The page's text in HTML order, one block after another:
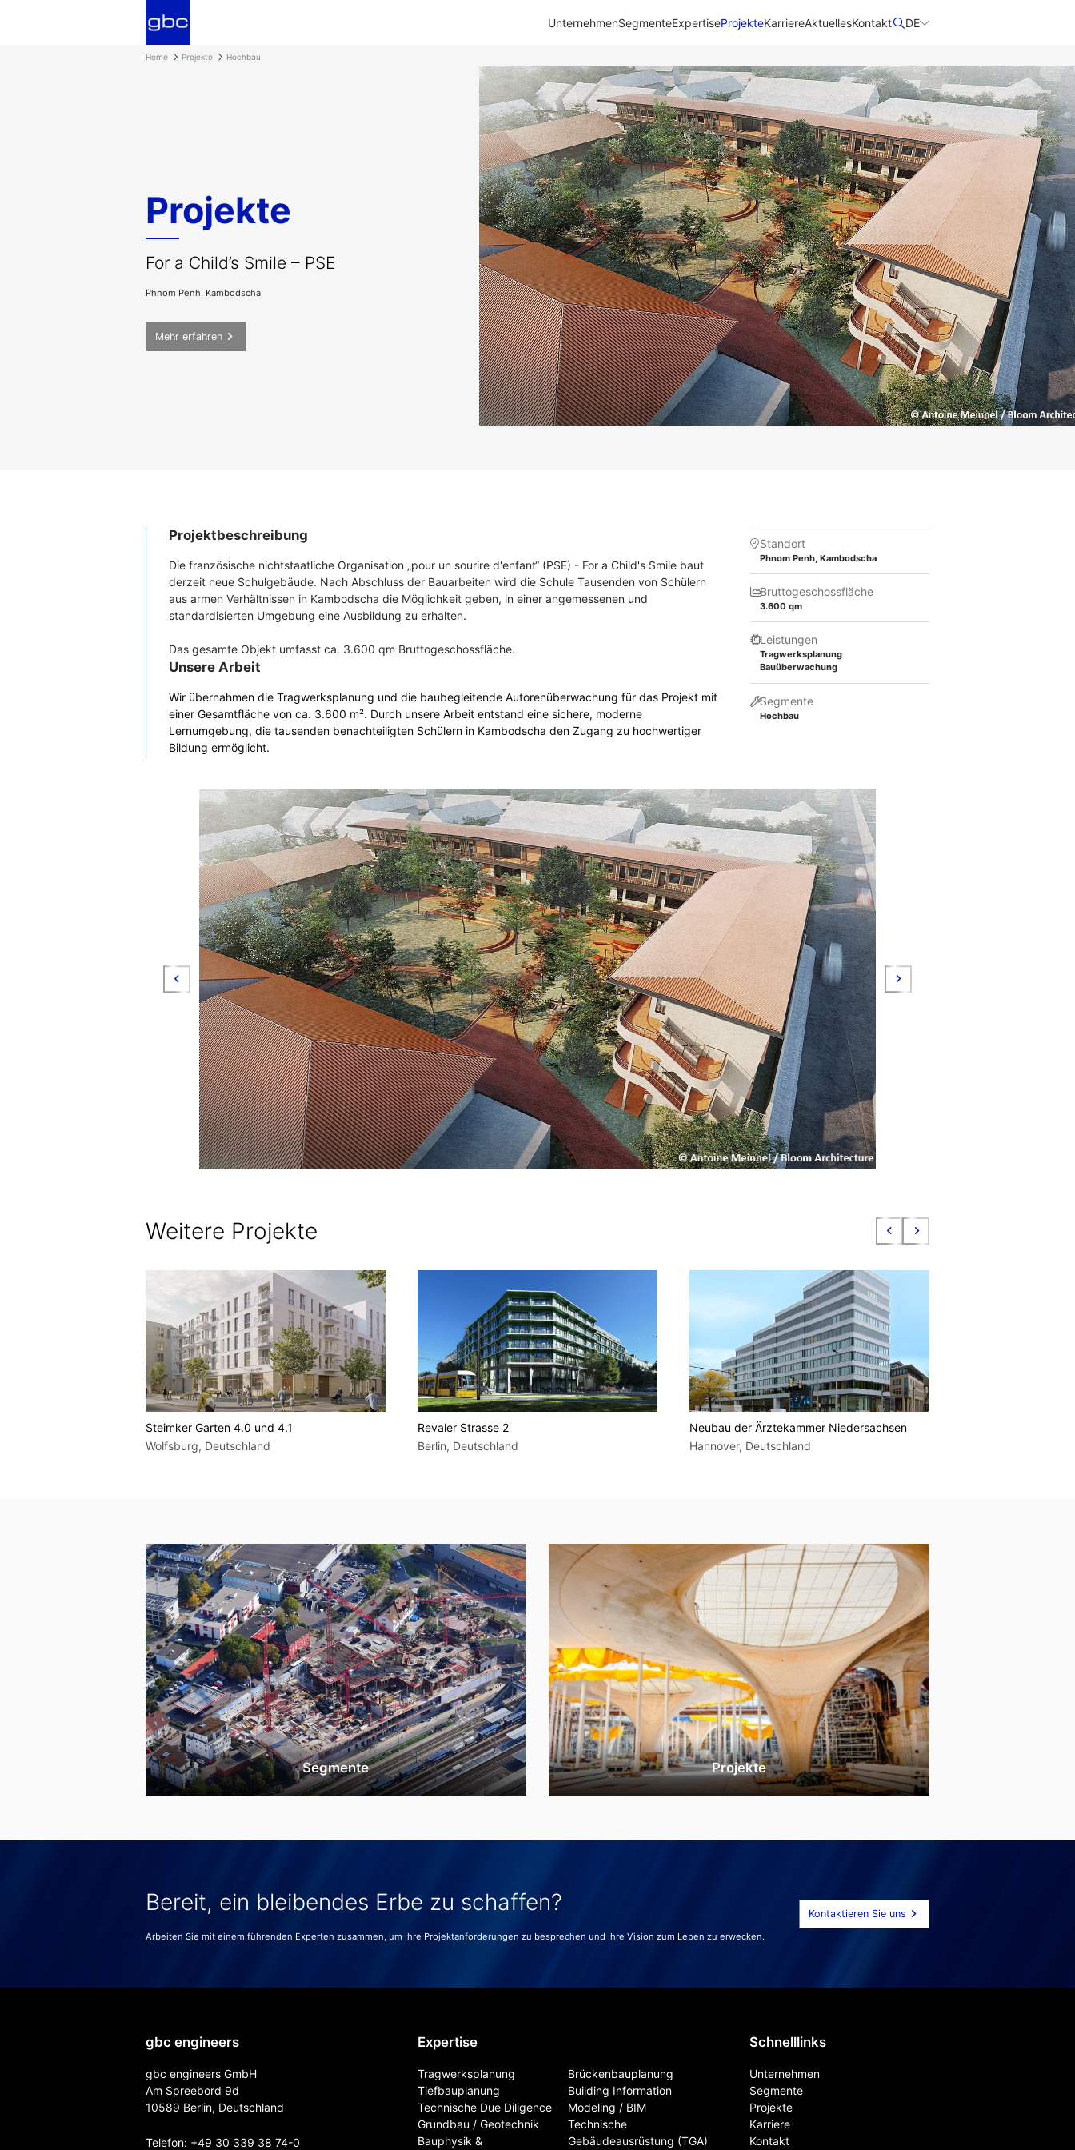
UnternehmenSegmenteExpertiseProjekteKarriereAktuellesKontakt DE
Home Projekte Hochbau
Projekte
For a Child’s Smile – PSE
Phnom Penh, Kambodscha
Mehr erfahren
Projektbeschreibung
Die französische nichtstaatliche Organisation „pour un sourire d'enfant“ (PSE) - For a Child's Smile baut
derzeit neue Schulgebäude. Nach Abschluss der Bauarbeiten wird die Schule Tausenden von Schülern
aus armen Verhältnissen in Kambodscha die Möglichkeit geben, in einer angemessenen und
standardisierten Umgebung eine Ausbildung zu erhalten.
Das gesamte Objekt umfasst ca. 3.600 qm Bruttogeschossfläche.
Unsere Arbeit
Wir übernahmen die Tragwerksplanung und die baubegleitende Autorenüberwachung für das Projekt mit
einer Gesamtfläche von ca. 3.600 m². Durch unsere Arbeit entstand eine sichere, moderne
Lernumgebung, die tausenden benachteiligten Schülern in Kambodscha den Zugang zu hochwertiger
Bildung ermöglicht.
Standort
Phnom Penh, Kambodscha
Bruttogeschossfläche
3.600 qm
Leistungen
Tragwerksplanung
Bauüberwachung
Segmente
Hochbau
Weitere Projekte
Steimker Garten 4.0 und 4.1
Wolfsburg, Deutschland
Revaler Strasse 2
Berlin, Deutschland
Neubau der Ärztekammer Niedersachsen
Hannover, Deutschland
Segmente Projekte
Bereit, ein bleibendes Erbe zu schaffen?
Arbeiten Sie mit einem führenden Experten zusammen, um Ihre Projektanforderungen zu besprechen und Ihre Vision zum Leben zu erwecken.
Kontaktieren Sie uns
gbc engineers
gbc engineers GmbH
Am Spreebord 9d
10589 Berlin, Deutschland
Telefon: +49 30 339 38 74-0
Expertise
Tragwerksplanung
Tiefbauplanung
Technische Due Diligence
Grundbau / Geotechnik
Bauphysik &
Brückenbauplanung
Building Information
Modeling / BIM
Technische
Gebäudeausrüstung (TGA)
Schnelllinks
Unternehmen
Segmente
Projekte
Karriere
Kontakt